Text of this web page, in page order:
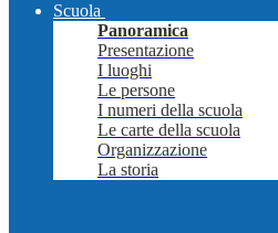
Scuola
Panoramica
Presentazione
I luoghi
Le persone
I numeri della scuola
Le carte della scuola
Organizzazione
La storia